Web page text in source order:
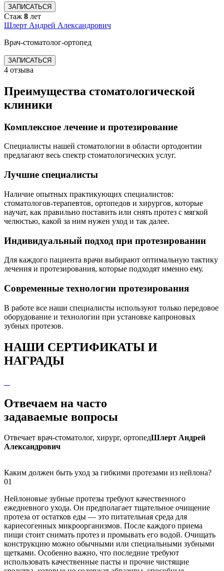
ЗАПИСАТЬСЯ
Стаж 8 лет
Шлерт Андрей Александрович
Врач-стоматолог-ортопед
ЗАПИСАТЬСЯ
4 отзыва
Преимущества стоматологической
клиники
Комплексное лечение и протезирование
Специалисты нашей стоматологии в области ортодонтии
предлагают весь спектр стоматологических услуг.
Лучшие специалисты
Наличие опытных практикующих специалистов:
стоматологов-терапевтов, ортопедов и хирургов, которые
научат, как правильно поставить или снять протез с мягкой
челюстью, какой за ним нужен уход и так далее.
Индивидуальный подход при протезировании
Для каждого пациента врачи выбирают оптимальную тактику
лечения и протезирования, которые подходят именно ему.
Современные технологии протезирования
В работе все наши специалисты используют только передовое
оборудование и технологии при установке капроновых
зубных протезов.
НАШИ СЕРТИФИКАТЫ И
НАГРАДЫ
Отвечаем на часто
задаваемые вопросы
Отвечает врач-стоматолог, хирург, ортопедШлерт Андрей
Александрович
Каким должен быть уход за гибкими протезами из нейлона?
01
Нейлоновые зубные протезы требуют качественного
ежедневного ухода. Он предполагает тщательное очищение
протеза от остатков еды — это питательная среда для
кариесогенных микроорганизмов. После каждого приема
пищи стоит снимать протез и промывать его водой. Очищать
конструкцию можно обычными или специальными зубными
щетками. Особенно важно, что последние требуют
использовать качественные пасты и прочие чистящие